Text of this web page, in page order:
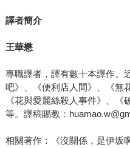
譯者簡介
王華懋
專職譯者，譯有數十本譯作。
吧》、《便利店人間》、《無
《花與愛麗絲殺人事件》、《
等。譯稿賜教：
相關著作：《沒關係，是伊坂